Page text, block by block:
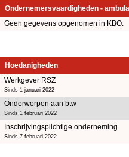
Ondernemersvaardigheden -
Geen gegevens opgenomen in KBO.
Hoedanigheden
Werkgever RSZ
Sinds 1 januari 2022
Onderworpen aan btw
Sinds 1 februari 2022
Inschrijvingsplichtige onderneming
Sinds 7 februari 2022